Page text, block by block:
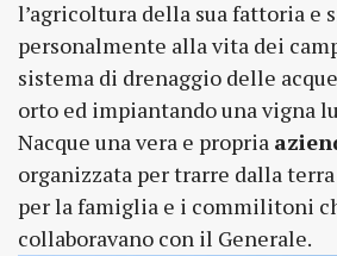
l’agricoltura della sua fattoria e
personalmente alla vita dei
sistema di drenaggio delle
orto ed impiantando una vigna
Nacque una vera e propria
organizzata per trarre dalla
per la famiglia e i commilitoni
collaboravano con il Generale.